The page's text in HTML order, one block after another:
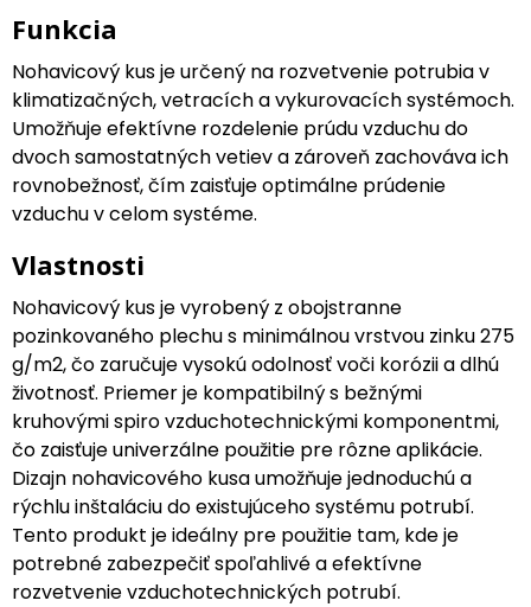
Funkcia
Nohavicový kus je určený na rozvetvenie potrubia v
klimatizačných, vetracích a vykurovacích systémoch.
Umožňuje efektívne rozdelenie prúdu vzduchu do
dvoch samostatných vetiev a zároveň zachováva ich
rovnobežnosť, čím zaisťuje optimálne prúdenie
vzduchu v celom systéme.
Vlastnosti
Nohavicový kus je vyrobený z obojstranne
pozinkovaného plechu s minimálnou vrstvou zinku 275
g/m2, čo zaručuje vysokú odolnosť voči korózii a dlhú
životnosť. Priemer je kompatibilný s bežnými
kruhovými spiro vzduchotechnickými komponentmi,
čo zaisťuje univerzálne použitie pre rôzne aplikácie.
Dizajn nohavicového kusa umožňuje jednoduchú a
rýchlu inštaláciu do existujúceho systému potrubí.
Tento produkt je ideálny pre použitie tam, kde je
potrebné zabezpečiť spoľahlivé a efektívne
rozvetvenie vzduchotechnických potrubí.